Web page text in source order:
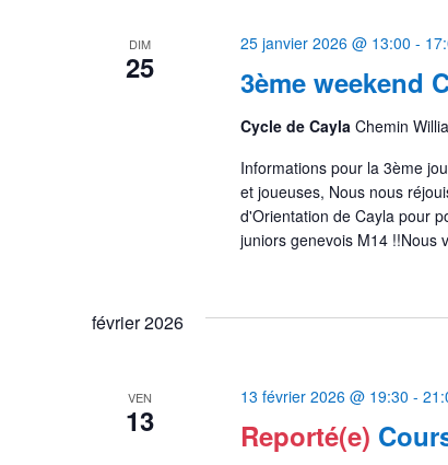
DIM
25 3ème weekend
25 janvier 2026 @ 13:00 -
Cycle de Cayla Chemin
Informations pour la 3ème
et joueuses, Nous nous
d'Orientation de Cayla pour
juniors genevois M14 !!Nous
février 2026
VEN
13 Reporté(e)
13 février 2026 @ 19:30 -